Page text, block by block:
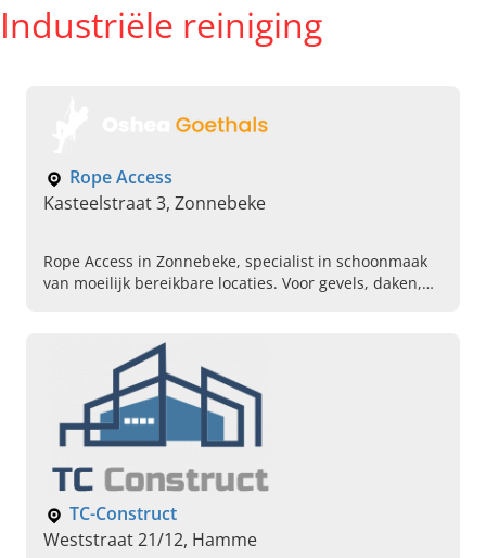
Industriële reiniging
Rope Access
Kasteelstraat 3, Zonnebeke
Rope Access in Zonnebeke, specialist in schoonmaak
van moeilijk bereikbare locaties. Voor gevels, daken,
TC-Construct
Weststraat 21/12, Hamme